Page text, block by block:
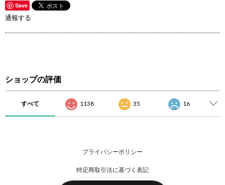
Save
通報する
ショップの評価
すべて 1138 35 16
プライバシーポリシー
特定商取引法に基づく表記